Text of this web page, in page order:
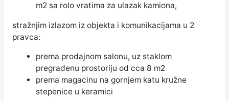
m2 sa rolo vratima za ulazak kamiona,
stražnjim izlazom iz objekta i komunikacijama u 2
pravca:
prema prodajnom salonu, uz staklom
pregrađenu prostoriju od cca 8 m2
prema magacinu na gornjem katu kružne
stepenice u keramici